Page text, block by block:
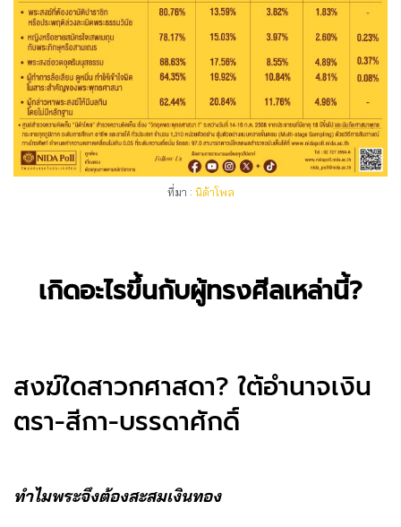
ที่มา : นิด้าโพล
เกิดอะไรขึ้นกับผู้ทรงศีลเหล่านี้?
สงฆ์ใดสาวกศาสดา? ใต้อำนาจเงิน
ตรา-สีกา-บรรดาศักดิ์
ทําไมพระจึงต้องสะสมเงินทอง